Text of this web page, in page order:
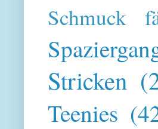
Schmuck
Stricken
Teenies